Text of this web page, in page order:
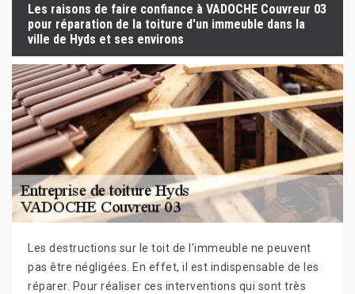
Les raisons de faire confiance à VADOCHE Couvreur 03
pour réparation de la toiture d'un immeuble dans la
ville de Hyds et ses environs
Les destructions sur le toit de l'immeuble ne peuvent
pas être négligées. En effet, il est indispensable de les
réparer. Pour réaliser ces interventions qui sont très